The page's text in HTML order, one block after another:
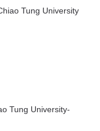
Tung University
Tung University-